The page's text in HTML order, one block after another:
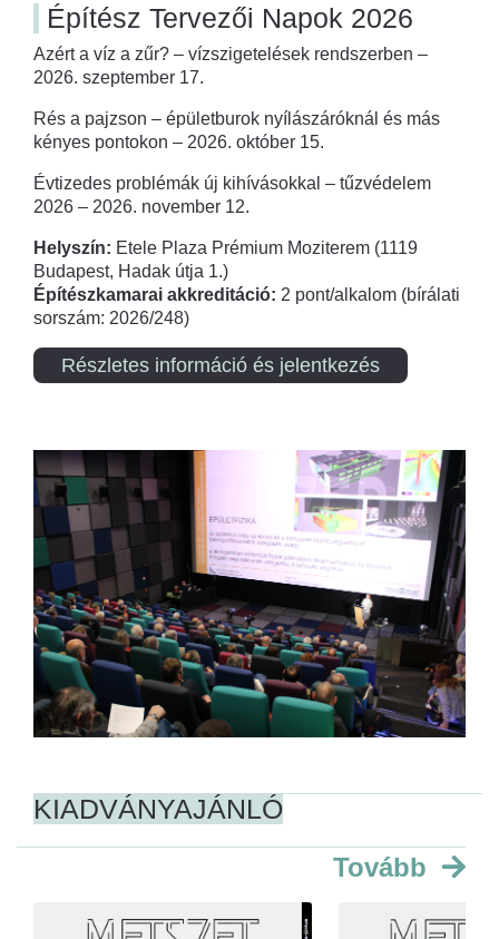
Építész Tervezői Napok 2026
Azért a víz a zűr? – vízszigetelések rendszerben –
2026. szeptember 17.
Rés a pajzson – épületburok nyílászáróknál és más
kényes pontokon – 2026. október 15.
Évtizedes problémák új kihívásokkal – tűzvédelem
2026 – 2026. november 12.
Helyszín: Etele Plaza Prémium Moziterem (1119
Budapest, Hadak útja 1.)
Építészkamarai akkreditáció: 2 pont/alkalom (bírálati
sorszám: 2026/248)
Részletes információ és jelentkezés
KIADVÁNYAJÁNLÓ
Tovább